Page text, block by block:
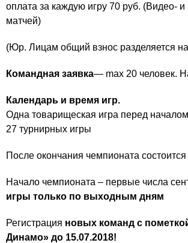
оплата за каждую игру 70 руб. (Видео-
матчей)
(Юр. Лицам общий взнос разделяется
Командная заявка— max 20 человек.
Календарь и время игр.
Одна товарищеская игра перед
27 турнирных игры
После окончания чемпионата состоится
Начало чемпионата – первые числа
игры только по выходным дням
Регистрация новых команд с
Динамо» до 15.07.2018!